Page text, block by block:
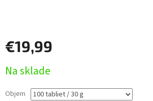
€19,99
cena:
Na sklade
Objem